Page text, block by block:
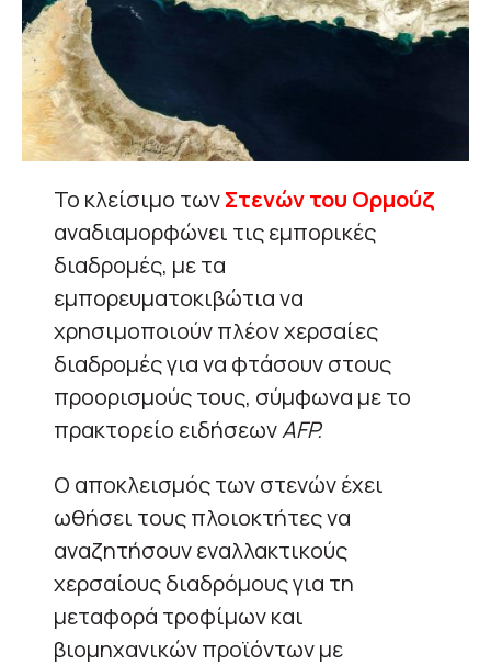
Το κλείσιμο τωνΣτενών του Ορμούζ
αναδιαμορφώνει τις εμπορικές
διαδρομές, με τα
εμπορευματοκιβώτια να
χρησιμοποιούν πλέον χερσαίες
διαδρομές για να φτάσουν στους
προορισμούς τους, σύμφωνα με το
πρακτορείο ειδήσεωνAFP.
Ο αποκλεισμός των στενών έχει
ωθήσει τους πλοιοκτήτες να
αναζητήσουν εναλλακτικούς
χερσαίους διαδρόμους για τη
μεταφορά τροφίμων και
βιομηχανικών προϊόντων με